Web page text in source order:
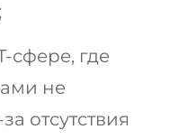
сфере, где
не
отсутствия